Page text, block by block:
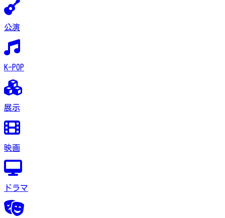
公演
K-POP
展示
映画
ドラマ